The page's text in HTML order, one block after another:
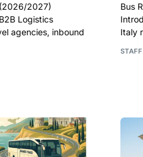
2027)
Logistics
agencies, inbound
Bus
Italy
STAFF